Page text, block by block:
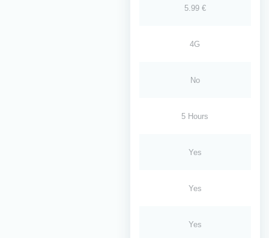
5.99 €
4G
No
5 Hours
Yes
Yes
Yes